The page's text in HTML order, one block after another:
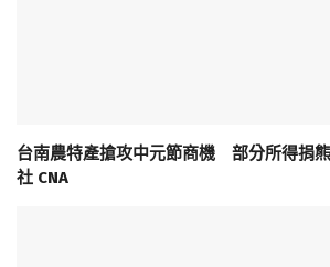
台南農特產搶攻中元節商機 部分所得捐
社 CNA